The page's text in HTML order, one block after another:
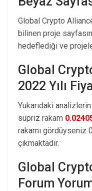
Global Crypto
bilinen proje
hedeflediği ve
Global
2022 Yılı
Yukarıdaki
süpriz rakam
rakamı gördüyseniz
çıkmaktadır.
Global
Forum